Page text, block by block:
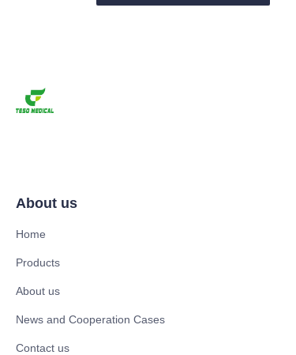
About us
Home
Products
About us
News and Cooperation Cases
Contact us